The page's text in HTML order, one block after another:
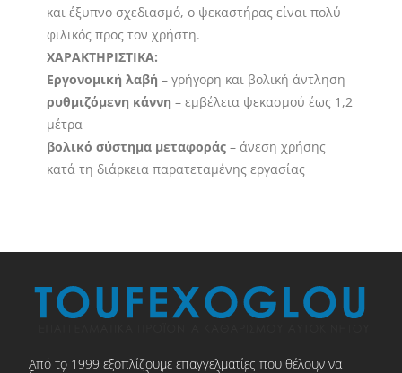
και έξυπνο σχεδιασμό, ο ψεκαστήρας είναι πολύ
φιλικός προς τον χρήστη.
ΧΑΡΑΚΤΗΡΙΣΤΙΚΑ:
Εργονομική λαβή – γρήγορη και βολική άντληση
ρυθμιζόμενη κάννη – εμβέλεια ψεκασμού έως 1,2
μέτρα
βολικό σύστημα μεταφοράς – άνεση χρήσης
κατά τη διάρκεια παρατεταμένης εργασίας
Από το 1999 εξοπλίζουμε επαγγελματίες που θέλουν να